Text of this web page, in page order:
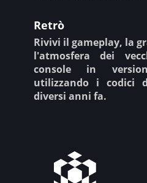
Retrò
Rivivi il gameplay, la
l'atmosfera dei
console in
utilizzando i codici
diversi anni fa.